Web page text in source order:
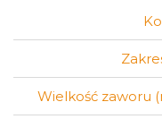
Wielkość zaworu